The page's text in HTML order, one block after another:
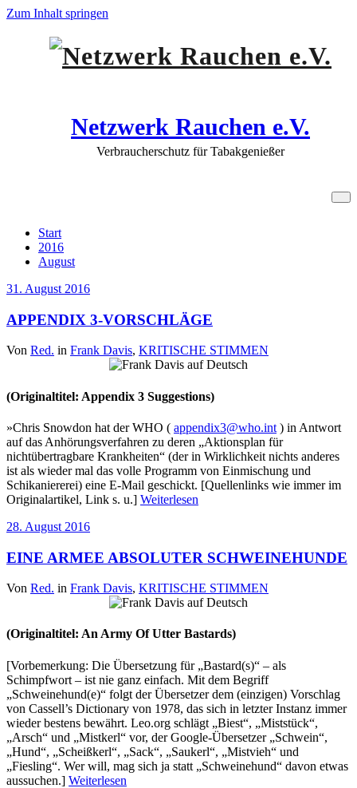
Zum Inhalt springen
Netzwerk Rauchen e.V.
Verbraucherschutz für Tabakgenießer
Start
2016
August
31. August 2016
APPENDIX 3-VORSCHLÄGE
Von Red. in Frank Davis, KRITISCHE STIMMEN
(Originaltitel: Appendix 3 Suggestions)
»Chris Snowdon hat der WHO ( appendix3@who.int ) in Antwort
auf das Anhörungsverfahren zu deren „Aktionsplan für
nichtübertragbare Krankheiten“ (der in Wirklichkeit nichts anderes
ist als wieder mal das volle Programm von Einmischung und
Schikaniererei) eine E-Mail geschickt. [Quellenlinks wie immer im
Originalartikel, Link s. u.] Weiterlesen
28. August 2016
EINE ARMEE ABSOLUTER SCHWEINEHUNDE
Von Red. in Frank Davis, KRITISCHE STIMMEN
(Originaltitel: An Army Of Utter Bastards)
[Vorbemerkung: Die Übersetzung für „Bastard(s)“ – als
Schimpfwort – ist nie ganz einfach. Mit dem Begriff
„Schweinehund(e)“ folgt der Übersetzer dem (einzigen) Vorschlag
von Cassell’s Dictionary von 1978, das sich in letzter Instanz immer
wieder bestens bewährt. Leo.org schlägt „Biest“, „Miststück“,
„Arsch“ und „Mistkerl“ vor, der Google-Übersetzer „Schwein“,
„Hund“, „Scheißkerl“, „Sack“, „Saukerl“, „Mistvieh“ und
„Fiesling“. Wer will, mag sich ja statt „Schweinehund“ davon etwas
aussuchen.] Weiterlesen